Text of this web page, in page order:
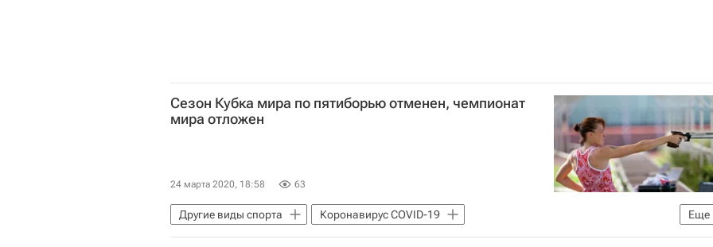
Сезон Кубка мира по пятиборью отменен, чемпионат
мира отложен
24 марта 2020, 18:58 63
Еще
Другие виды спорта
Коронавирус COVID-19
Отмена спортивных турниров из-за коронавируса